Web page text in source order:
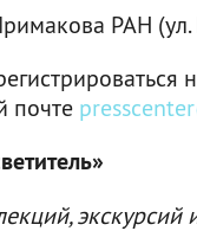
РАН (ул.
почте
экскурсий